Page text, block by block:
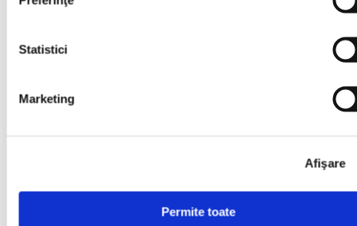
Statistici
Marketing
Afişare
Permite toate
Aplică acum